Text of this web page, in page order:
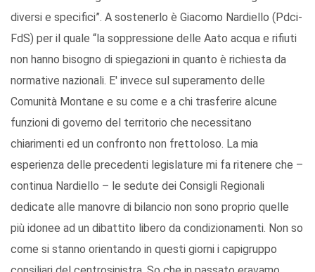
diversi e specifici”. A sostenerlo è Giacomo Nardiello (Pdci-
FdS) per il quale “la soppressione delle Aato acqua e rifiuti
non hanno bisogno di spiegazioni in quanto è richiesta da
normative nazionali. E' invece sul superamento delle
Comunità Montane e su come e a chi trasferire alcune
funzioni di governo del territorio che necessitano
chiarimenti ed un confronto non frettoloso. La mia
esperienza delle precedenti legislature mi fa ritenere che –
continua Nardiello – le sedute dei Consigli Regionali
dedicate alle manovre di bilancio non sono proprio quelle
più idonee ad un dibattito libero da condizionamenti. Non so
come si stanno orientando in questi giorni i capigruppo